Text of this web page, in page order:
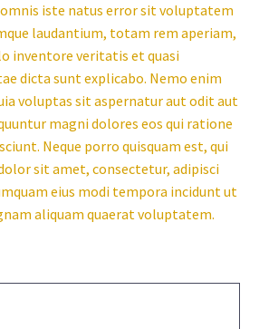
omnis iste natus error sit voluptatem
laudantium, totam rem aperiam,
inventore veritatis et quasi
dicta sunt explicabo. Nemo enim
voluptas sit aspernatur aut odit aut
magni dolores eos qui ratione
Neque porro quisquam est, qui
sit amet, consectetur, adipisci
eius modi tempora incidunt ut
aliquam quaerat voluptatem.